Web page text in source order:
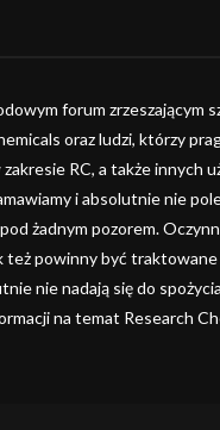
forum zrzeszającym
oraz ludzi, którzy
RC, a także innych
i absolutnie nie
żadnym pozorem.
też powinny być traktowane
nie nadają się do
na temat Research